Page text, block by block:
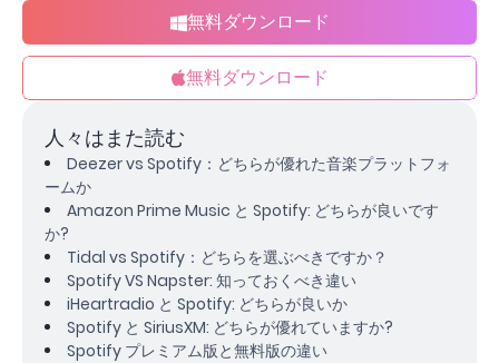
無料ダウンロード
無料ダウンロード
人々はまた読む
Deezer vs Spotify：どちらが優れた音楽プラットフォ
ームか
Amazon Prime Music と Spotify: どちらが良いです
か?
Tidal vs Spotify：どちらを選ぶべきですか？
Spotify VS Napster: 知っておくべき違い
iHeartradio と Spotify: どちらが良いか
Spotify と SiriusXM: どちらが優れていますか?
Spotify プレミアム版と無料版の違い